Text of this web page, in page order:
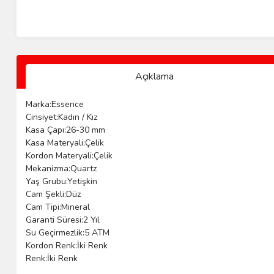
Açıklama
Marka:Essence
Cinsiyet:Kadın / Kız
Kasa Çapı:26-30 mm
Kasa Materyali:Çelik
Kordon Materyali:Çelik
Mekanizma:Quartz
Yaş Grubu:Yetişkin
Cam Şekli:Düz
Cam Tipi:Mineral
Garanti Süresi:2 Yıl
Su Geçirmezlik:5 ATM
Kordon Renk:İki Renk
Renk:İki Renk